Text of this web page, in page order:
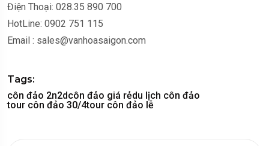
Điện Thoại: 028.35 890 700
HotLine: 0902 751 115
Email : sales@vanhoasaigon.com
Tags:
côn đảo 2n2dcôn đảo giá rẻdu lịch côn đảo
tour côn đảo 30/4tour côn đảo lễ